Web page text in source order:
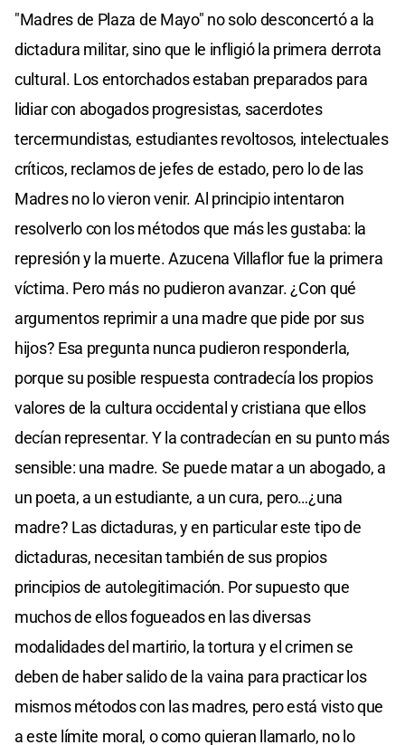
"Madres de Plaza de Mayo" no solo desconcertó a la
dictadura militar, sino que le infligió la primera derrota
cultural. Los entorchados estaban preparados para
lidiar con abogados progresistas, sacerdotes
tercermundistas, estudiantes revoltosos, intelectuales
críticos, reclamos de jefes de estado, pero lo de las
Madres no lo vieron venir. Al principio intentaron
resolverlo con los métodos que más les gustaba: la
represión y la muerte. Azucena Villaflor fue la primera
víctima. Pero más no pudieron avanzar. ¿Con qué
argumentos reprimir a una madre que pide por sus
hijos? Esa pregunta nunca pudieron responderla,
porque su posible respuesta contradecía los propios
valores de la cultura occidental y cristiana que ellos
decían representar. Y la contradecían en su punto más
sensible: una madre. Se puede matar a un abogado, a
un poeta, a un estudiante, a un cura, pero…¿una
madre? Las dictaduras, y en particular este tipo de
dictaduras, necesitan también de sus propios
principios de autolegitimación. Por supuesto que
muchos de ellos fogueados en las diversas
modalidades del martirio, la tortura y el crimen se
deben de haber salido de la vaina para practicar los
mismos métodos con las madres, pero está visto que
a este límite moral, o como quieran llamarlo, no lo